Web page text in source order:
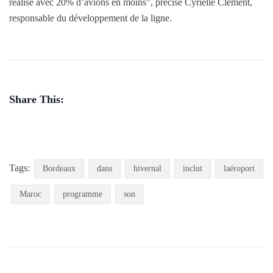
responsable du développement de la ligne.
Share This:
Tags: Bordeaux dans hivernal inclut laéroport
Maroc programme son